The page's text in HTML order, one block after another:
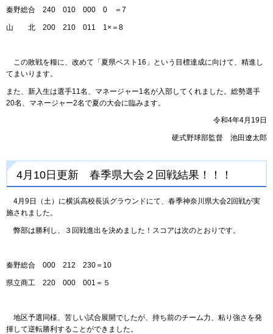
秦野総合 240 010 000 0 ＝7
山 北 200 210 011 1×＝8
この敗戦を糧に、改めて「夏県ベスト16」という目標達成に向けて、精進し
てまいります。
また、新入生は選手11名、マネージャー1名が入部してくれました。総勢選手
20名、マネージャー2名で夏の大会に臨みます。
令和4年4月19日
硬式野球部監督 池田遼太郎
4月10日更新 春季県大会２回戦結果！！！
4月9日（土）に横浜高校長浜グラウンドにて、春季神奈川県大会2回戦が実
施されました。
弊部は勝利し、３回戦進出を決めました！スコアは次のとおりです。
秦野総合 000 212 230＝10
県立商工 220 000 001＝５
地区予選同様、苦しい試合展開でしたが、持ち前のチーム力、粘り強さを発
揮して逆転勝利することができました。